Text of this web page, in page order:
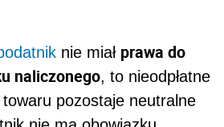
nie miał prawa do
naliczonego, to nieodpłatne
pozostaje neutralne